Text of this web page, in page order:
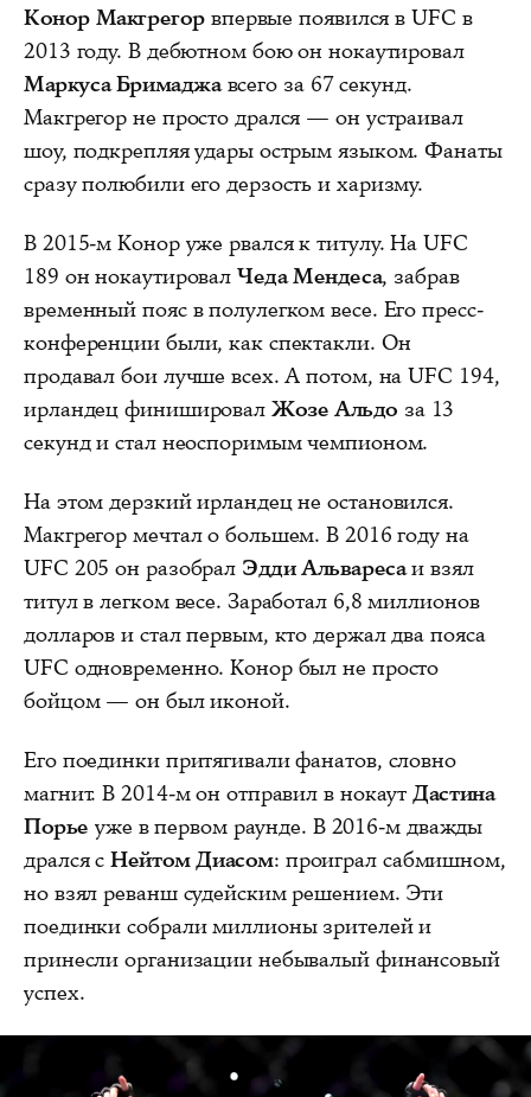
Конор Макгрегор впервые появился в UFC в
2013 году. В дебютном бою он нокаутировал
Маркуса Бримаджавсего за 67 секунд.
Макгрегор не просто дрался — он устраивал
шоу, подкрепляя удары острым языком. Фанаты
сразу полюбили его дерзость и харизму.
В 2015-м Конор уже рвался к титулу. На UFC
189 он нокаутировал Чеда Мендеса, забрав
временный пояс в полулегком весе. Его пресс-
конференции были, как спектакли. Он
продавал бои лучше всех. А потом, на UFC 194,
ирландец финишировал Жозе Альдо за 13
секунд и стал неоспоримым чемпионом.
На этом дерзкий ирландец не остановился.
Макгрегор мечтал о большем. В 2016 году на
UFC 205 он разобрал Эдди Альваресаи взял
титул в легком весе. Заработал 6,8 миллионов
долларов и стал первым, кто держал два пояса
UFC одновременно. Конор был не просто
бойцом — он был иконой.
Его поединки притягивали фанатов, словно
магнит. В 2014-м он отправил в нокаутДастина
Порье уже в первом раунде. В 2016-м дважды
дрался сНейтом Диасом: проиграл сабмишном,
но взял реванш судейским решением. Эти
поединки собрали миллионы зрителей и
принесли организации небывалый финансовый
успех.